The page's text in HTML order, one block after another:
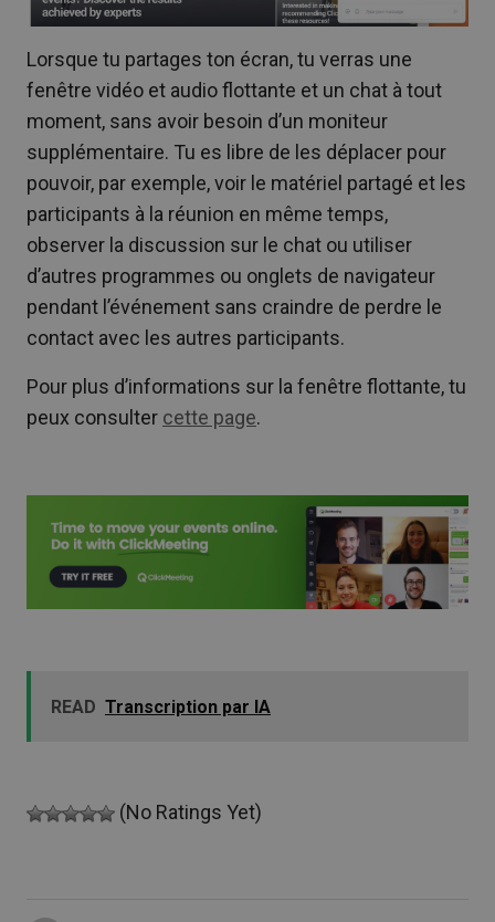
Lorsque tu partages ton écran, tu verras une
fenêtre vidéo et audio flottante et un chat à tout
moment, sans avoir besoin d’un moniteur
supplémentaire. Tu es libre de les déplacer pour
pouvoir, par exemple, voir le matériel partagé et les
participants à la réunion en même temps,
observer la discussion sur le chat ou utiliser
d’autres programmes ou onglets de navigateur
pendant l’événement sans craindre de perdre le
contact avec les autres participants.
Pour plus d’informations sur la fenêtre flottante, tu
peux consulter cette page.
READ Transcription par IA
(No Ratings Yet)